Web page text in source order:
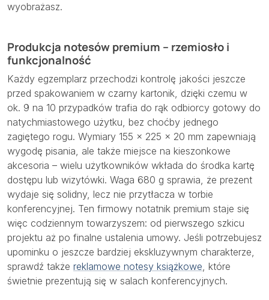
wyobrażasz.
Produkcja notesów premium – rzemiosło i
funkcjonalność
Każdy egzemplarz przechodzi kontrolę jakości jeszcze
przed spakowaniem w czarny kartonik, dzięki czemu w
ok. 9 na 10 przypadków trafia do rąk odbiorcy gotowy do
natychmiastowego użytku, bez choćby jednego
zagiętego rogu. Wymiary 155 × 225 × 20 mm zapewniają
wygodę pisania, ale także miejsce na kieszonkowe
akcesoria – wielu użytkowników wkłada do środka kartę
dostępu lub wizytówki. Waga 680 g sprawia, że prezent
wydaje się solidny, lecz nie przytłacza w torbie
konferencyjnej. Ten firmowy notatnik premium staje się
więc codziennym towarzyszem: od pierwszego szkicu
projektu aż po finalne ustalenia umowy. Jeśli potrzebujesz
upominku o jeszcze bardziej ekskluzywnym charakterze,
sprawdź także reklamowe notesy książkowe , które
świetnie prezentują się w salach konferencyjnych.